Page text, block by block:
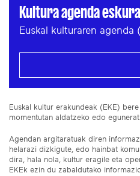
Kultura agenda
Euskal kulturaren agenda
Euskal kultur erakundeak (EKE)
momentutan aldatzeko edo
Agendan argitaratuak diren
helarazi dizkigute, edo hainbat
dira, hala nola, kultur eragile eta
EKEk ezin du zabaldutako